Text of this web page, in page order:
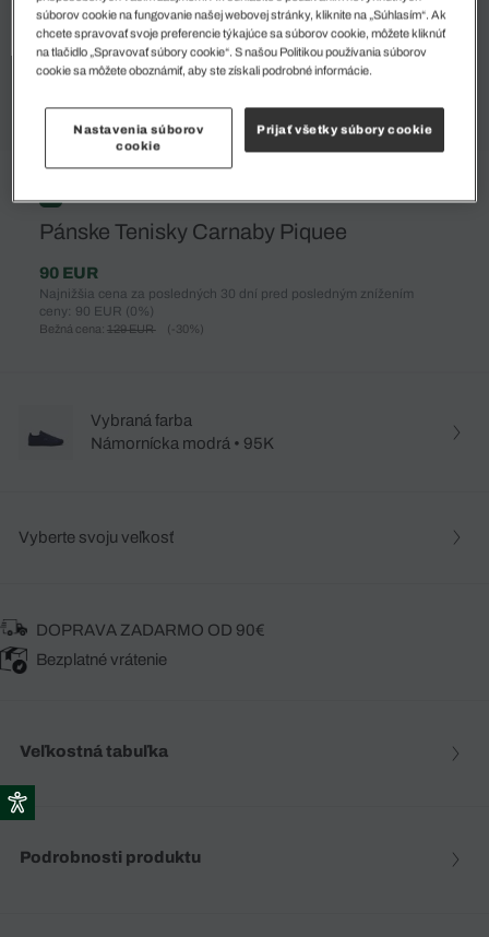
%
Pánske Tenisky Carnaby Piquee
90 EUR
Najnižšia cena za posledných 30 dní pred posledným znížením
ceny: 90 EUR (0%)
Bežná cena: 129 EUR (-30%)
Vybraná farba
Námornícka modrá • 95K
Vyberte svoju veľkosť
DOPRAVA ZADARMO OD 90€
Bezplatné vrátenie
Veľkostná tabuľka
Podrobnosti produktu
súborov cookie na fungovanie našej webovej stránky, kliknite na „Súhlasím“. Ak
chcete spravovať svoje preferencie týkajúce sa súborov cookie, môžete kliknúť
na tlačidlo „Spravovať súbory cookie“. S našou Politikou používania súborov
cookie sa môžete oboznámiť, aby ste získali podrobné informácie.
Nastavenia súborov
cookie
Prijať všetky súbory cookie